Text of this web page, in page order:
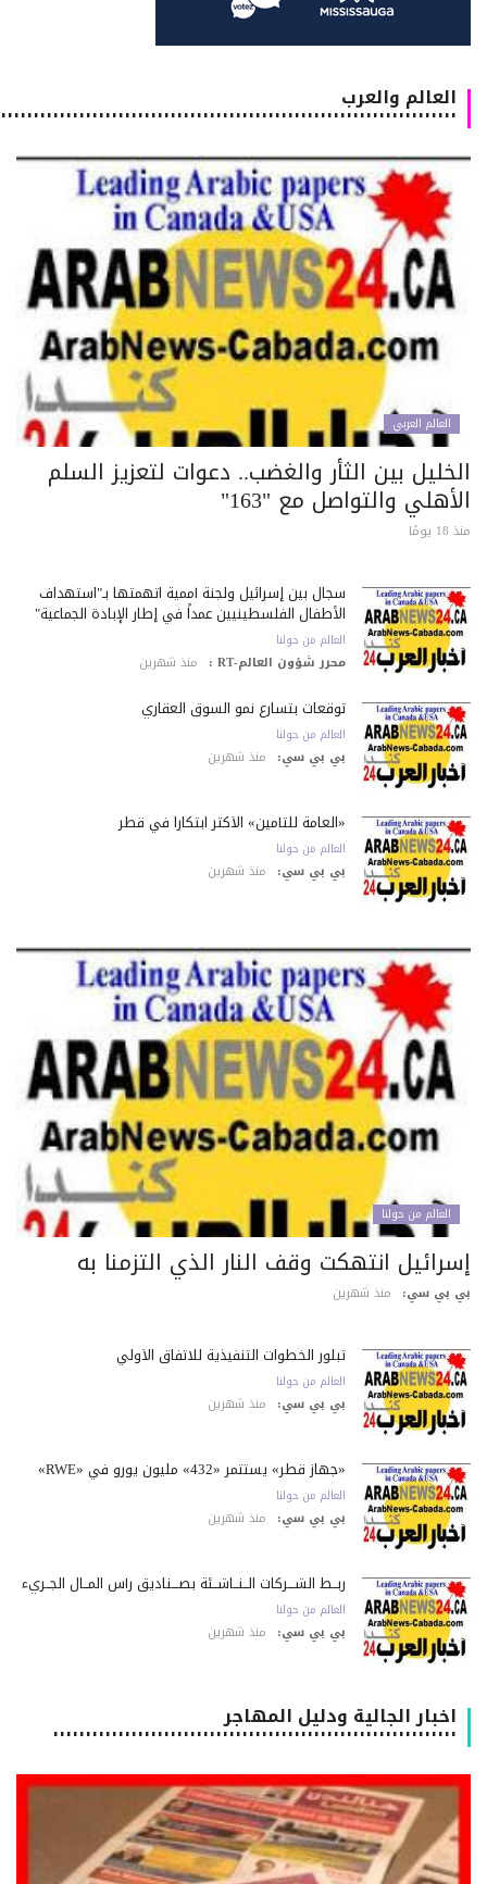
العالم والعرب
٠٠٠٠٠٠٠٠٠٠٠٠٠٠٠٠٠٠٠٠٠٠٠٠٠٠٠٠٠٠٠٠٠٠٠٠٠٠٠٠٠٠٠٠٠٠٠٠٠٠٠٠٠٠٠٠٠٠٠٠٠٠٠٠٠٠٠٠٠٠٠
العالم العربي
بين الثأر والغضب.. دعوات لتعزيز السلم
والتواصل مع "163"
سجال بين إسرائيل ولجنة أممية اتهمتها بـ"استهداف
الأطفال الفلسطينيين عمداً في إطار الإبادة الجماعية"
العالم من حولنا
محرر شؤون العالم-RT : منذ شهرين
توقعات بتسارع نمو السوق العقاري
العالم من حولنا
بي بي سي: منذ شهرين
«العامة للتأمين» الأكثر ابتكاراً في قطر
العالم من حولنا
بي بي سي: منذ شهرين
العالم من حولنا
انتهكت وقف النار الذي التزمنا به
بي سي: منذ شهرين
تبلور الخطوات التنفيذية للاتفاق الأولي
العالم من حولنا
بي بي سي: منذ شهرين
«جهاز قطر» يستثمر «432» مليون يورو في «RWE»
العالم من حولنا
بي بي سي: منذ شهرين
ربــط الشـــركات الــنــاشــئة بصـــناديق رأس المــال الجــريء
العالم من حولنا
بي بي سي: منذ شهرين
اخبار الجالية ودليل المهاجر
٠٠٠٠٠٠٠٠٠٠٠٠٠٠٠٠٠٠٠٠٠٠٠٠٠٠٠٠٠٠٠٠٠٠٠٠٠٠٠٠٠٠٠٠٠٠٠٠٠٠٠٠٠٠٠٠٠٠٠٠٠٠